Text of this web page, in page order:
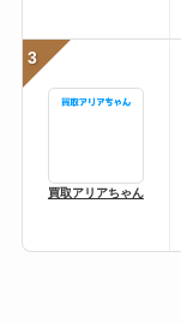
3
買取アリアちゃん